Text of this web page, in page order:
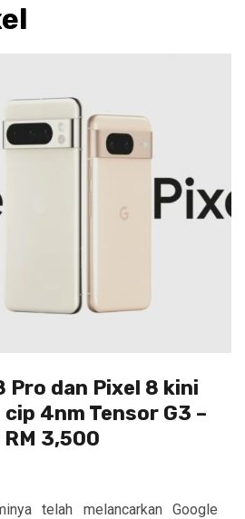
Pro dan Pixel 8 kini
4nm Tensor G3 –
3,500
telah melancarkan Google